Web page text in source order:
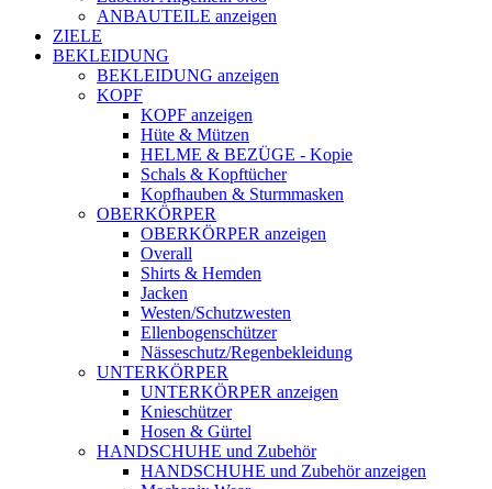
ANBAUTEILE anzeigen
ZIELE
BEKLEIDUNG
BEKLEIDUNG anzeigen
KOPF
KOPF anzeigen
Hüte & Mützen
HELME & BEZÜGE - Kopie
Schals & Kopftücher
Kopfhauben & Sturmmasken
OBERKÖRPER
OBERKÖRPER anzeigen
Overall
Shirts & Hemden
Jacken
Westen/Schutzwesten
Ellenbogenschützer
Nässeschutz/Regenbekleidung
UNTERKÖRPER
UNTERKÖRPER anzeigen
Knieschützer
Hosen & Gürtel
HANDSCHUHE und Zubehör
HANDSCHUHE und Zubehör anzeigen